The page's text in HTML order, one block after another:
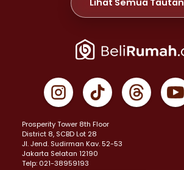
Properti Dijual di Jelambar >
Properti Dijual di Jakarta Pusat >
Properti Dijual di Gambir >
Properti Dijual di Johar Baru >
Properti Dijual di Menteng >
Properti Dijual di Senen >
Properti Dijual di Tanah Abang >
Lihat Semua Tautan
Prosperity Tower 8th Floor
District 8, SCBD Lot 28
JI. Jend. Sudirman Kav. 52-53
Jakarta Selatan 12190
Telp: 021-38959193